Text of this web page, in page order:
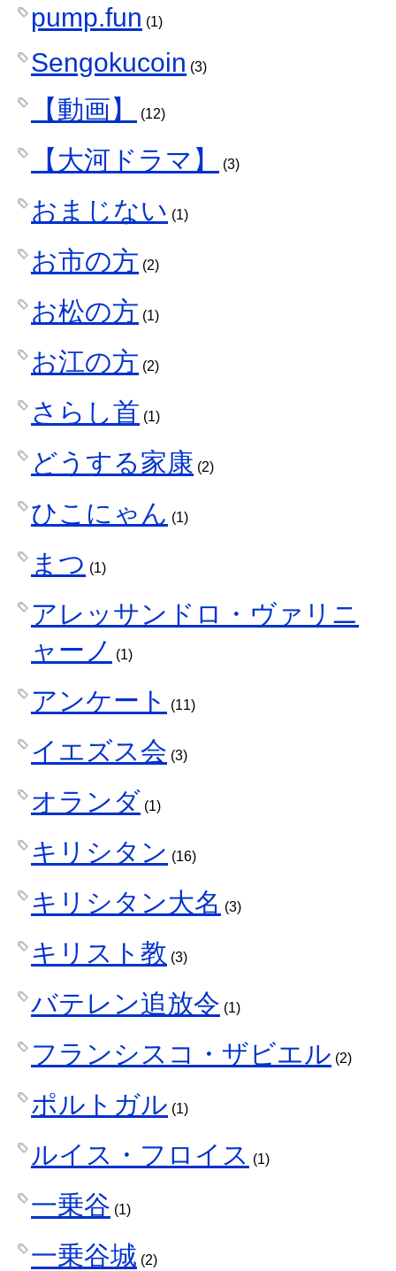
pump.fun (1)
Sengokucoin (3)
【動画】 (12)
【大河ドラマ】 (3)
おまじない (1)
お市の方 (2)
お松の方 (1)
お江の方 (2)
さらし首 (1)
どうする家康 (2)
ひこにゃん (1)
まつ (1)
アレッサンドロ・ヴァリニ
ャーノ
(1)
アンケート (11)
イエズス会 (3)
オランダ (1)
キリシタン (16)
キリシタン大名 (3)
キリスト教 (3)
バテレン追放令 (1)
フランシスコ・ザビエル (2)
ポルトガル (1)
ルイス・フロイス (1)
一乗谷 (1)
一乗谷城 (2)